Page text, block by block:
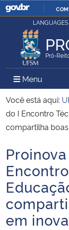
Ministério da Justiça e
Ministério da Defesa
Ministério das Relações
Ministério da Economia
Ministério da
Ministério da
Ministério da Educação
Ministério da Cidadania
LANGUAGES
Pró-
Menu
Você está aqui:
do I Encontro
compartilha
Início do
em